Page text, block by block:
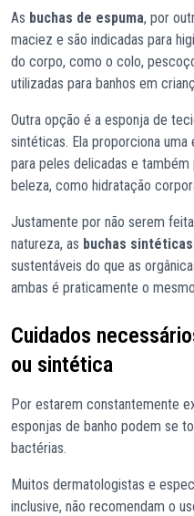
As buchas de espuma, por
maciez e são indicadas para
do corpo, como o colo,
utilizadas para banhos em
Outra opção é a esponja de
sintéticas. Ela proporciona
para peles delicadas e
beleza, como hidratação
Justamente por não serem
natureza, as buchas sintéticas
sustentáveis do que as
ambas é praticamente o
Cuidados
ou sintética
Por estarem constantemente
esponjas de banho podem se
bactérias.
Muitos dermatologistas e
inclusive, não recomendam o